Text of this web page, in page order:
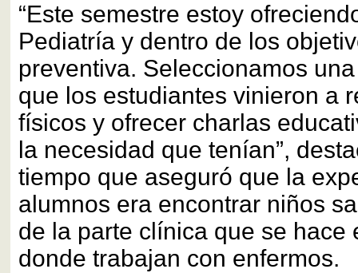
“Este semestre estoy
Pediatría y dentro de los
preventiva. Seleccionamos
que los estudiantes vinieron a
físicos y ofrecer charlas
la necesidad que tenían”,
tiempo que aseguró que la
alumnos era encontrar niños
de la parte clínica que se hace
donde trabajan con enfermos.